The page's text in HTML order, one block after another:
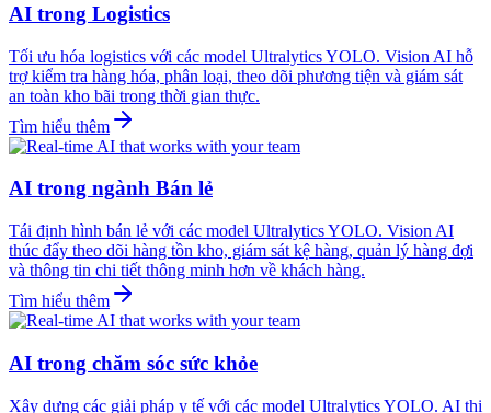
AI trong Logistics
Tối ưu hóa logistics với các model Ultralytics YOLO. Vision AI hỗ
trợ kiểm tra hàng hóa, phân loại, theo dõi phương tiện và giám sát
an toàn kho bãi trong thời gian thực.
Tìm hiểu thêm
AI trong ngành Bán lẻ
Tái định hình bán lẻ với các model Ultralytics YOLO. Vision AI
thúc đẩy theo dõi hàng tồn kho, giám sát kệ hàng, quản lý hàng đợi
và thông tin chi tiết thông minh hơn về khách hàng.
Tìm hiểu thêm
AI trong chăm sóc sức khỏe
Xây dựng các giải pháp y tế với các model Ultralytics YOLO. AI thị